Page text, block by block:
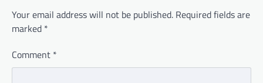
Your email address will not be published. Required fields are
marked *
Comment *